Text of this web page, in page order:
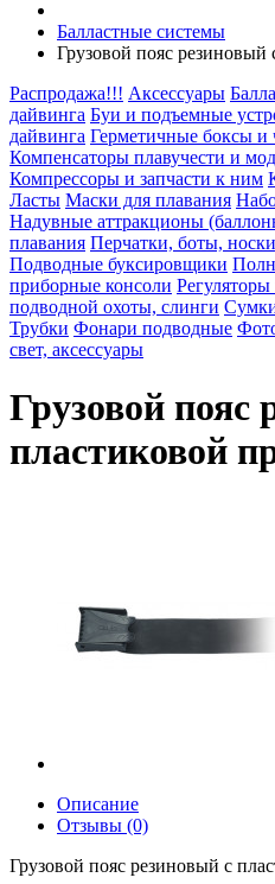
Балластные системы
Грузовой пояс резиновый
Распродажа!!! Аксессуары
дайвинга Буи и подъемные
дайвинга Герметичные боксы и
Компенсаторы плавучести и
Компрессоры и запчасти к ним
Ласты Маски для плавания
Надувные аттракционы
плавания Перчатки, боты,
Подводные буксировщики
приборные консоли
подводной охоты, слинги
Трубки Фонари подводные
свет, аксессуары
Грузовой пояс
пластиковой
Описание
Отзывы (0)
Грузовой пояс резиновый с